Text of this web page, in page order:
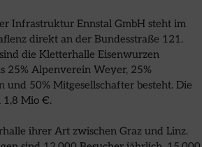
Infrastruktur Ennstal GmbH steht im
direkt an der Bundesstraße 121.
die Kletterhalle Eisenwurzen
25% Alpenverein Weyer, 25%
50% Mitgesellschafter besteht. Die
1,8 Mio €.
ihrer Art zwischen Graz und Linz.